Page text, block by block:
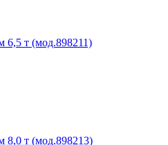
6,5 т (мод.898211)
8,0 т (мод.898213)